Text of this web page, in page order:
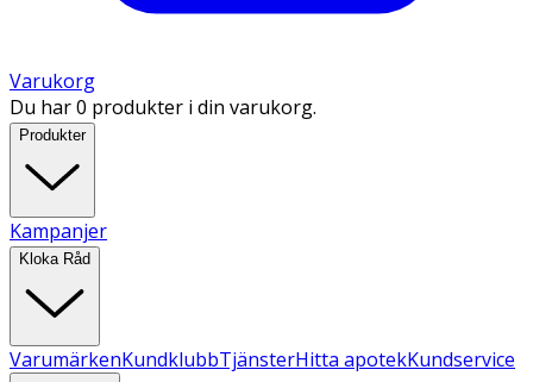
Varukorg
Du har 0 produkter i din varukorg.
Produkter
Kampanjer
Kloka Råd
VarumärkenKundklubbTjänsterHitta apotekKundservice